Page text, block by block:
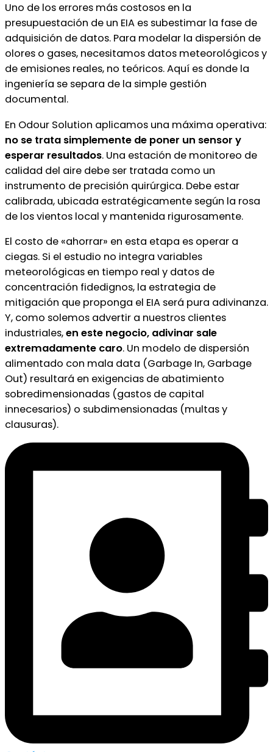
Uno de los errores más costosos en la
presupuestación de un EIA es subestimar la fase de
adquisición de datos. Para modelar la dispersión de
olores o gases, necesitamos datos meteorológicos y
de emisiones reales, no teóricos. Aquí es donde la
ingeniería se separa de la simple gestión
documental.
En Odour Solution aplicamos una máxima operativa:
no se trata simplemente de poner un sensor y
esperar resultados. Una estación de monitoreo de
calidad del aire debe ser tratada como un
instrumento de precisión quirúrgica. Debe estar
calibrada, ubicada estratégicamente según la rosa
de los vientos local y mantenida rigurosamente.
El costo de «ahorrar» en esta etapa es operar a
ciegas. Si el estudio no integra variables
meteorológicas en tiempo real y datos de
concentración fidedignos, la estrategia de
mitigación que proponga el EIA será pura adivinanza.
Y, como solemos advertir a nuestros clientes
industriales,en este negocio, adivinar sale
extremadamente caro. Un modelo de dispersión
alimentado con mala data (Garbage In, Garbage
Out) resultará en exigencias de abatimiento
sobredimensionadas (gastos de capital
innecesarios) o subdimensionadas (multas y
clausuras).